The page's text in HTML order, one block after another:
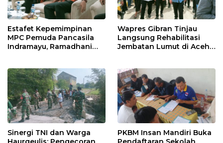
Estafet Kepemimpinan
MPC Pemuda Pancasila
Indramayu, Ramadhani
Muscablub
Wapres Gibran Tinjau
Langsung Rehabilitasi
Jembatan Lumut di Aceh
Sinergi TNI dan Warga
PKBM Insan Mandiri Buka